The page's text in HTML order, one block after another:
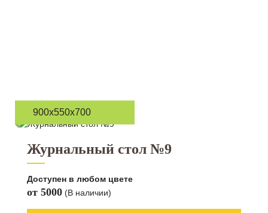
900х550х700
Журнальный стол №9
Доступен в любом цвете
от 5000 (В наличии)